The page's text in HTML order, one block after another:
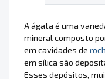
A ágata é uma
mineral composto
em cavidades de
em sílica são
Esses depósitos,